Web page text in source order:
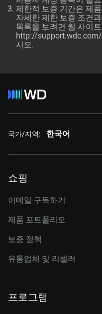
제한적 보증 기간은 제
자세한 제한 보증 조건
목록을 보려면 웹 사이트
http://
시오.
국가/지역: 한국어
쇼핑
이메일 구독하기
제품 포트폴리오
보증 정책
유통업체 및 리셀러
프로그램